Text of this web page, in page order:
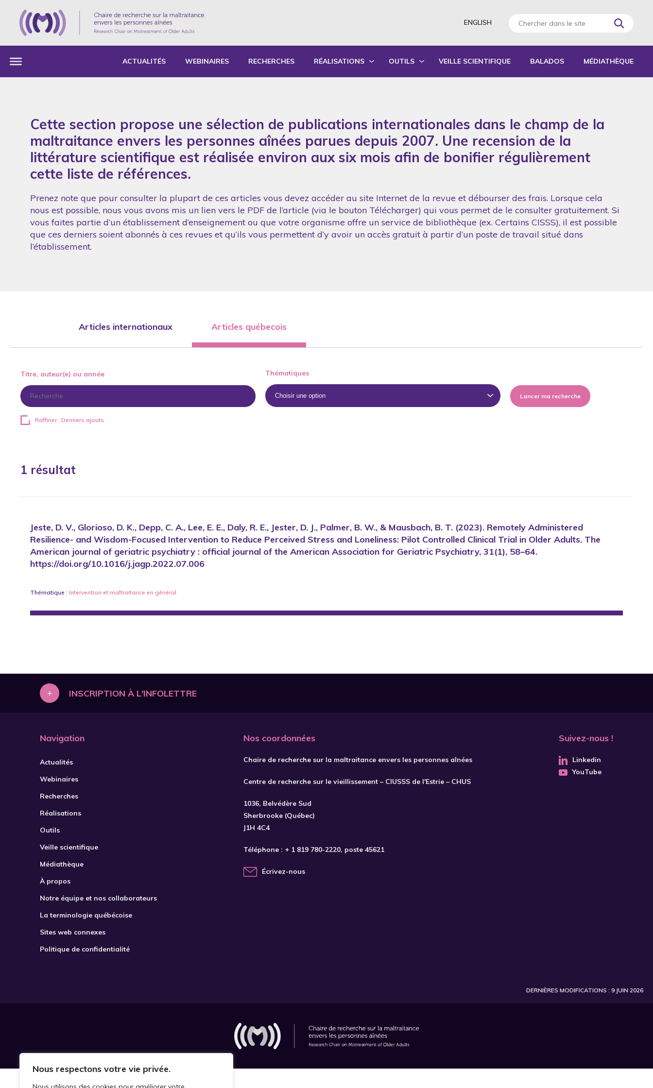
Nous respectons votre vie privée.
ENGLISH
ACTUALITÉS WEBINAIRES RECHERCHES RÉALISATIONS
SYNTHÈSE DES RAPPORTS ANNUELS D’ACTIVITÉS
OUTILS
FORMATIONS
VEILLE SCIENTIFIQUE BALADOS MÉDIATHÈQUE
Cette section propose une sélection de publications internationales dans le champ de la
maltraitance envers les personnes aînées parues depuis 2007. Une recension de la
littérature scientifique est réalisée environ aux six mois afin de bonifier régulièrement
cette liste de références.
Prenez note que pour consulter la plupart de ces articles vous devez accéder au site Internet de la revue et débourser des frais. Lorsque cela
nous est possible, nous vous avons mis un lien vers le PDF de l’article (via le bouton Télécharger) qui vous permet de le consulter gratuitement. Si
vous faites partie d’un établissement d’enseignement ou que votre organisme offre un service de bibliothèque (ex. Certains CISSS), il est possible
que ces derniers soient abonnés à ces revues et qu’ils vous permettent d’y avoir un accès gratuit à partir d’un poste de travail situé dans
l’établissement.
Articles internationaux Articles québecois
Titre, auteur(e) ou année Thématiques
Lancer ma recherche
Raffiner : Derniers ajouts
1 résultat
Jeste, D. V., Glorioso, D. K., Depp, C. A., Lee, E. E., Daly, R. E., Jester, D. J., Palmer, B. W., & Mausbach, B. T. (2023). Remotely Administered
Resilience- and Wisdom-Focused Intervention to Reduce Perceived Stress and Loneliness: Pilot Controlled Clinical Trial in Older Adults. The
American journal of geriatric psychiatry : official journal of the American Association for Geriatric Psychiatry, 31(1), 58–64.
https://doi.org/10.1016/j.jagp.2022.07.006
Thématique : Intervention et maltraitance en général
+ INSCRIPTION À L'INFOLETTRE
Navigation
Actualités
Webinaires
Recherches
Réalisations
Outils
Veille scientifique
Médiathèque
À propos
Notre équipe et nos collaborateurs
La terminologie québécoise
Sites web connexes
Politique de confidentialité
Nos coordonnées
Chaire de recherche sur la maltraitance envers les personnes aînées
Centre de recherche sur le vieillissement – CIUSSS de l'Estrie – CHUS
1036, Belvédère Sud
Sherbrooke (Québec)
J1H 4C4
Téléphone : + 1 819 780-2220, poste 45621
Écrivez-nous
Suivez-nous !
Linkedin
YouTube
DERNIÈRES MODIFICATIONS : 9 JUIN 2026